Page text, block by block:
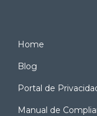
Home
Blog
Portal de
Manual de